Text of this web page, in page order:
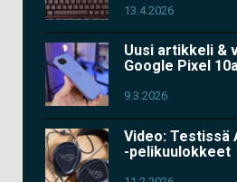
13.4.2026
Uusi artikkeli &
Google Pixel
9.3.2026
Video: Testissä
-pelikuulokkeet